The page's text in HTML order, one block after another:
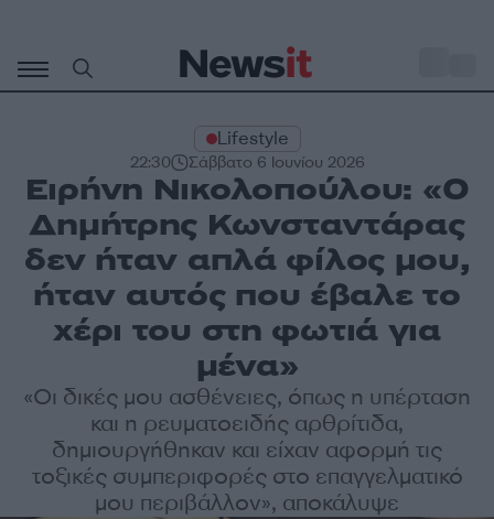
περιεχόμενο
Lifestyle
22:30 Σάββατο 6 Ιουνίου 2026
Ειρήνη Νικολοπούλου: «Ο
Δημήτρης Κωνσταντάρας
δεν ήταν απλά φίλος μου,
ήταν αυτός που έβαλε το
χέρι του στη φωτιά για
μένα»
«Οι δικές μου ασθένειες, όπως η υπέρταση
και η ρευματοειδής αρθρίτιδα,
δημιουργήθηκαν και είχαν αφορμή τις
τοξικές συμπεριφορές στο επαγγελματικό
μου περιβάλλον», αποκάλυψε